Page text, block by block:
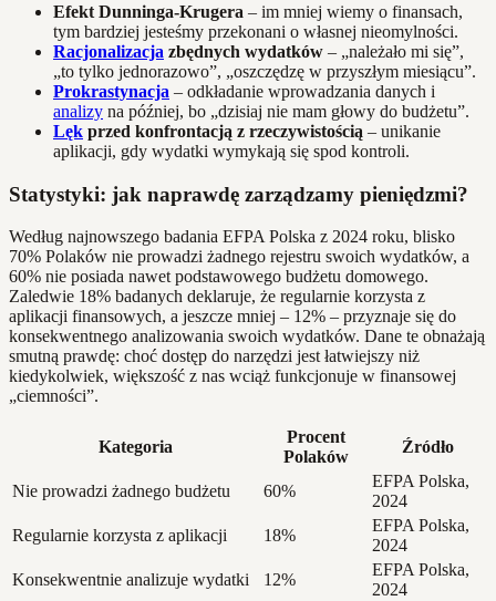
Efekt Dunninga-Krugera – im mniej wiemy o finansach,
tym bardziej jesteśmy przekonani o własnej nieomylności.
Racjonalizacja zbędnych wydatków – „należało mi się”,
„to tylko jednorazowo”, „oszczędzę w przyszłym miesiącu”.
Prokrastynacja – odkładanie wprowadzania danych i
analizy na później, bo „dzisiaj nie mam głowy do budżetu”.
Lęk przed konfrontacją z rzeczywistością – unikanie
aplikacji, gdy wydatki wymykają się spod kontroli.
Statystyki: jak naprawdę zarządzamy pieniędzmi?
Według najnowszego badania EFPA Polska z 2024 roku, blisko
70% Polaków nie prowadzi żadnego rejestru swoich wydatków, a
60% nie posiada nawet podstawowego budżetu domowego.
Zaledwie 18% badanych deklaruje, że regularnie korzysta z
aplikacji finansowych, a jeszcze mniej – 12% – przyznaje się do
konsekwentnego analizowania swoich wydatków. Dane te obnażają
smutną prawdę: choć dostęp do narzędzi jest łatwiejszy niż
kiedykolwiek, większość z nas wciąż funkcjonuje w finansowej
„ciemności”.
Kategoria
Procent
Polaków
Źródło
Nie prowadzi żadnego budżetu 60%
EFPA Polska,
2024
Regularnie korzysta z aplikacji
18%
EFPA Polska,
2024
Konsekwentnie analizuje wydatki
12%
EFPA Polska,
2024